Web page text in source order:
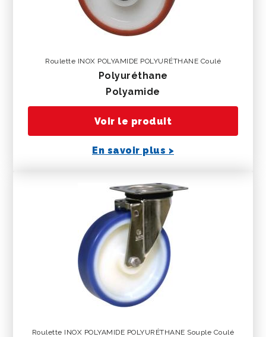
Roulette INOX POLYAMIDE POLYURÉTHANE Coulé
polyuréthane
polyamide
Voir le produit
En savoir plus >
Roulette INOX POLYAMIDE POLYURÉTHANE Souple Coulé